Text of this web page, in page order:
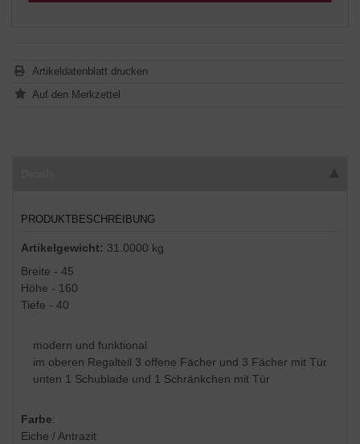
Artikeldatenblatt drucken
PRODUKTBESCHREIBUNG
Artikelgewicht: 31.0000 kg
Breite - 45
Höhe - 160
Tiefe - 40
modern und funktional
im oberen Regalteil 3 offene Fächer und 3 Fächer mit Tür
unten 1 Schublade und 1 Schränkchen mit Tür
Farbe:
Eiche / Antrazit